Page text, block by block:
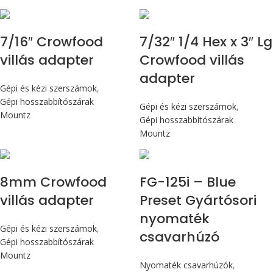
7/16″ Crowfood
villás adapter
Gépi és kézi szerszámok,
Gépi hosszabbítószárak
Mountz
7/32″ 1/4 Hex x 3″ Lg
Crowfood villás
adapter
Gépi és kézi szerszámok,
Gépi hosszabbítószárak
Mountz
8mm Crowfood
villás adapter
Gépi és kézi szerszámok,
Gépi hosszabbítószárak
Mountz
FG-125i – Blue
Preset Gyártósori
nyomaték
csavarhúzó
Nyomaték csavarhúzók,